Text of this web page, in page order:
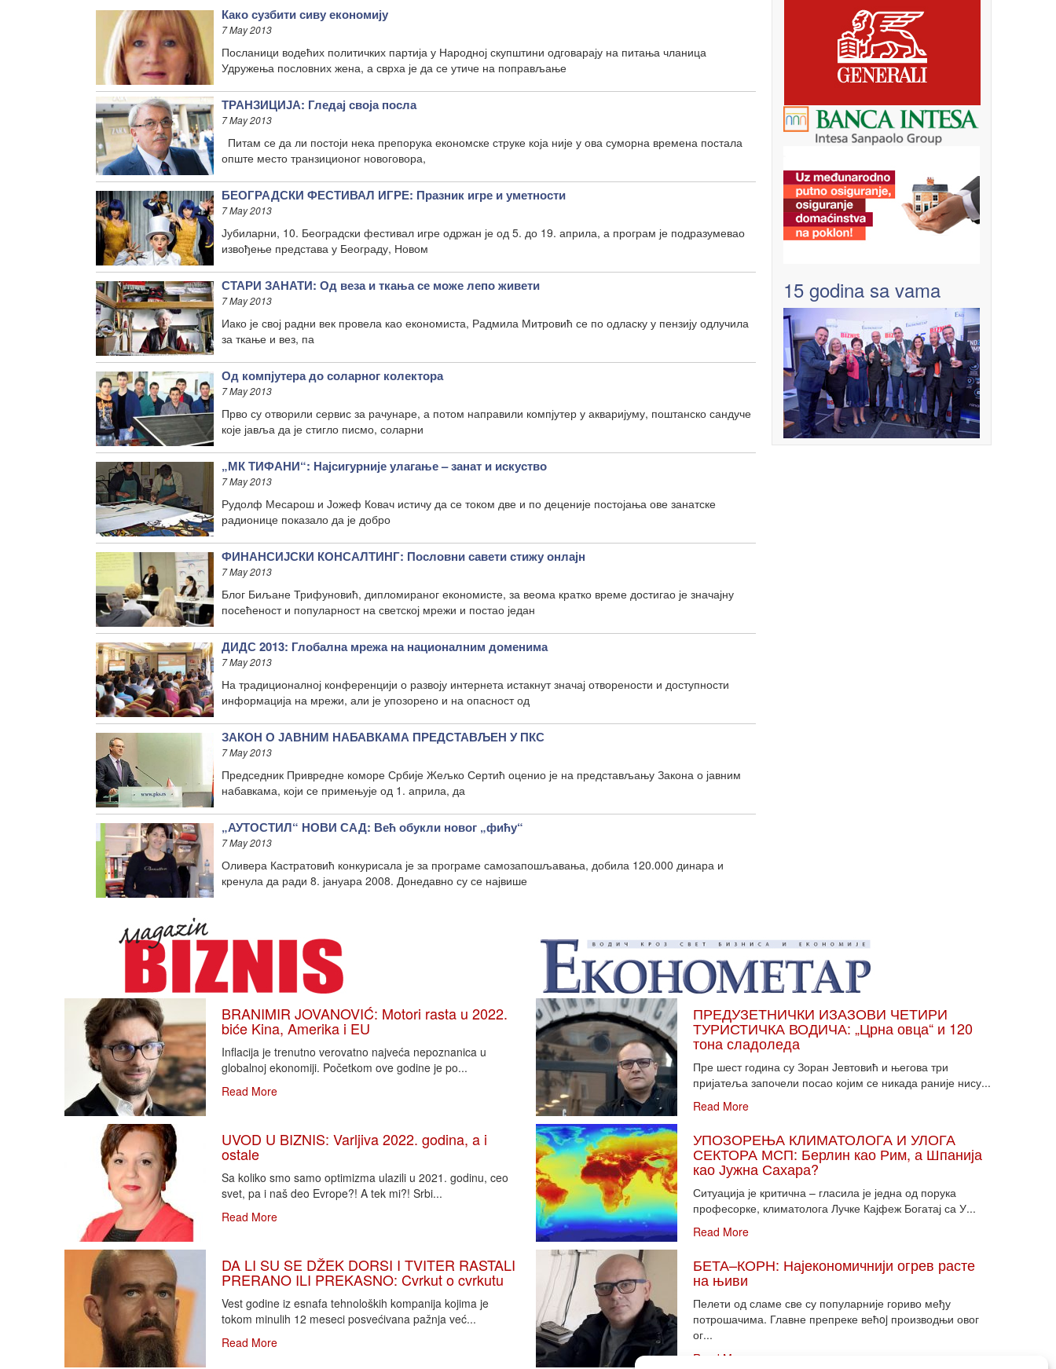
Како сузбити сиву економију
7 May 2013
Посланици водећих политичких партија у Народној скупштини одговарају на питања чланица
Удружења пословних жена, а сврха је да се утиче на поправљање
ТРАНЗИЦИЈА: Гледај своја посла
7 May 2013
Питам се да ли постоји нека препорука економске струке која није у ова суморна времена постала
опште место транзиционог новоговора,
БЕОГРАДСКИ ФЕСТИВАЛ ИГРЕ: Празник игре и уметности
7 May 2013
Јубиларни, 10. Београдски фестивал игре одржан је од 5. до 19. априла, а програм је подразумевао
извођење представа у Београду, Новом
СТАРИ ЗАНАТИ: Од веза и ткања се може лепо живети
7 May 2013
Иако је свој радни век провела као економиста, Радмила Митровић се по одласку у пензију одлучила
за ткање и вез, па
Од компјутера до соларног колектора
7 May 2013
Прво су отворили сервис за рачунаре, а потом направили компјутер у акваријуму, поштанско сандуче
које јавља да је стигло писмо, соларни
„МК ТИФАНИ“: Најсигурније улагање – занат и искуство
7 May 2013
Рудолф Месарош и Јожеф Ковач истичу да се током две и по деценије постојања ове занатске
радионице показало да је добро
ФИНАНСИЈСКИ КОНСАЛТИНГ: Пословни савети стижу онлајн
7 May 2013
Блог Биљане Трифуновић, дипломираног економисте, за веома кратко време достигао је значајну
посећеност и популарност на светској мрежи и постао један
ДИДС 2013: Глобална мрежа на националним доменима
7 May 2013
На традиционалној конференцији о развоју интернета истакнут значај отворености и доступности
информација на мрежи, али је упозорено и на опасност од
ЗАКОН О ЈАВНИМ НАБАВКАМА ПРЕДСТАВЉЕН У ПКС
7 May 2013
Председник Привредне коморе Србије Жељко Сертић оценио је на представљању Закона о јавним
набавкама, који се примењује од 1. априла, да
„АУТОСТИЛ“ НОВИ САД: Већ обукли новог „фићу“
7 May 2013
Оливера Кастратовић конкурисала је за програме самозапошљавања, добила 120.000 динара и
кренула да ради 8. јануара 2008. Донедавно су се највише
15 godina sa vama
BRANIMIR JOVANOVIĆ: Motori rasta u 2022.
biće Kina, Amerika i EU
Inflacija je trenutno verovatno najveća nepoznanica u
globalnoj ekonomiji. Početkom ove godine je po...
Read More
UVOD U BIZNIS: Varljiva 2022. godina, a i
ostale
Sa koliko smo samo optimizma ulazili u 2021. godinu, ceo
svet, pa i naš deo Evrope?! A tek mi?! Srbi...
Read More
DA LI SU SE DŽEK DORSI I TVITER RASTALI
PRERANO ILI PREKASNO: Cvrkut o cvrkutu
Vest godine iz esnafa tehnoloških kompanija kojima je
tokom minulih 12 meseci posvećivana pažnja već...
Read More
ПРЕДУЗЕТНИЧКИ ИЗАЗОВИ ЧЕТИРИ
ТУРИСТИЧКА ВОДИЧА: „Црна овца“ и 120
тона сладоледа
Пре шест година су Зоран Јевтовић и његова три
пријатеља започели посао којим се никада раније нису...
Read More
УПОЗОРЕЊА КЛИМАТОЛОГА И УЛОГА
СЕКТОРА МСП: Берлин као Рим, а Шпанија
као Јужна Сахара?
Ситуација је критична – гласила је једна од порука
професорке, климатолога Лучке Кајфеж Богатај са У...
Read More
БЕТА–КОРН: Најекономичнији огрев расте
на њиви
Пелети од сламе све су популарније гориво међу
потрошачима. Главне препреке већoj производњи овог
ог...
Read More